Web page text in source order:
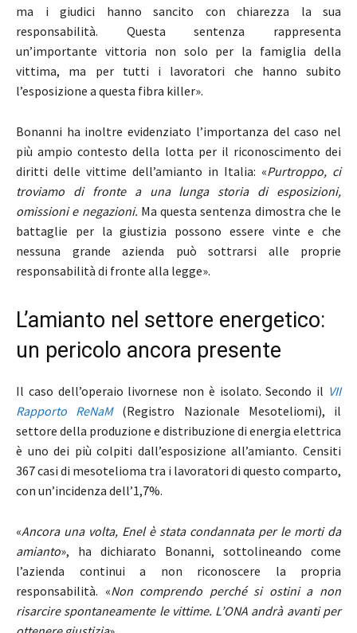
ma i giudici hanno sancito con chiarezza la sua
responsabilità. Questa sentenza rappresenta
un’importante vittoria non solo per la famiglia della
vittima, ma per tutti i lavoratori che hanno subito
l’esposizione a questa fibra killer».
Bonanni ha inoltre evidenziato l’importanza del caso nel
più ampio contesto della lotta per il riconoscimento dei
diritti delle vittime dell’amianto in Italia: «Purtroppo, ci
troviamo di fronte a una lunga storia di esposizioni,
omissioni e negazioni. Ma questa sentenza dimostra che le
battaglie per la giustizia possono essere vinte e che
nessuna grande azienda può sottrarsi alle proprie
responsabilità di fronte alla legge».
L’amianto nel settore energetico:
un pericolo ancora presente
Il caso dell’operaio livornese non è isolato. Secondo il VII
Rapporto ReNaM(Registro Nazionale Mesoteliomi), il
settore della produzione e distribuzione di energia elettrica
è uno dei più colpiti dall’esposizione all’amianto. Censiti
367 casi di mesotelioma tra i lavoratori di questo comparto,
con un’incidenza dell’1,7%.
«Ancora una volta, Enel è stata condannata per le morti da
amianto», ha dichiarato Bonanni, sottolineando come
l’azienda continui a non riconoscere la propria
responsabilità. «Non comprendo perché si ostini a non
risarcire spontaneamente le vittime. L’ONA andrà avanti per